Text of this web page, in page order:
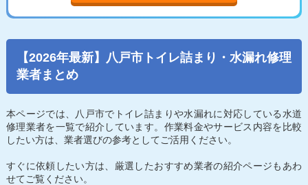
【2026年最新】八戸市トイレ詰まり・水漏れ修理
業者まとめ
本ページでは、八戸市でトイレ詰まりや水漏れに対応している水道
修理業者を一覧で紹介しています。作業料金やサービス内容を比較
したい方は、業者選びの参考としてご活用ください。
すぐに依頼したい方は、厳選したおすすめ業者の紹介ページもあわ
せてご覧ください。